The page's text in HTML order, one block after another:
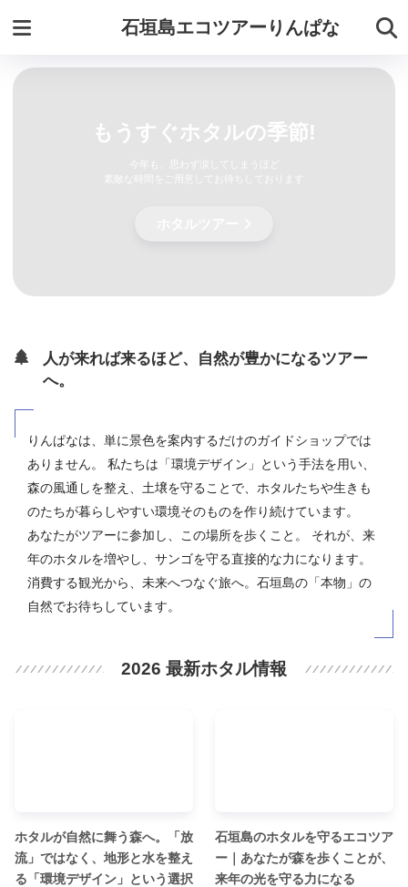
石垣島エコツアーりんぱな
もうすぐホタルの季節!
今年も、思わず涙してしまうほど
素敵な時間をご用意してお待ちしております
人が来れば来るほど、自然が豊かになるツアー
へ。
りんぱなは、単に景色を案内するだけのガイドショップでは
ありません。 私たちは「環境デザイン」という手法を用い、
森の風通しを整え、土壌を守ることで、ホタルたちや生きも
のたちが暮らしやすい環境そのものを作り続けています。
あなたがツアーに参加し、この場所を歩くこと。 それが、来
年のホタルを増やし、サンゴを守る直接的な力になります。
消費する観光から、未来へつなぐ旅へ。石垣島の「本物」の
自然でお待ちしています。
2026 最新ホタル情報
ホタルが自然に舞う森へ。「放
流」ではなく、地形と水を整え
る「環境デザイン」という選択
石垣島のホタルを守るエコツア
ー｜あなたが森を歩くことが、
来年の光を守る力になる